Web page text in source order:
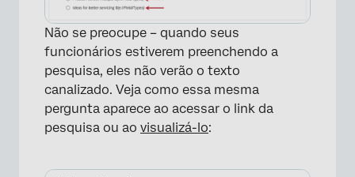
Não se preocupe – quando seus
funcionários estiverem preenchendo a
pesquisa, eles não verão o texto
canalizado. Veja como essa mesma
pergunta aparece ao acessar o link da
pesquisa ou ao visualizá-lo: